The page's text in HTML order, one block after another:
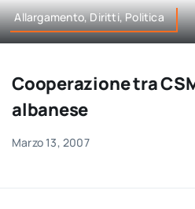
Allargamento, Diritti, Politica
Cooperazione tra
albanese
Marzo 13, 2007